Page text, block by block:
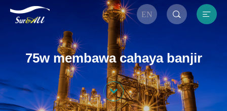
EN  
75w membawa cahaya banjir
